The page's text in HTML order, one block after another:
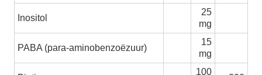
Inositol
25
mg
PABA (para-aminobenzoëzuur)
15
mg
100